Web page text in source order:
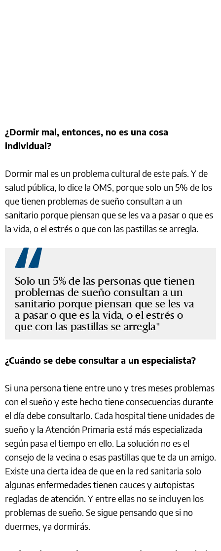
¿Dormir mal, entonces, no es una cosa
individual?
Dormir mal es un problema cultural de este país. Y de
salud pública, lo dice la OMS, porque solo un 5% de los
que tienen problemas de sueño consultan a un
sanitario porque piensan que se les va a pasar o que es
la vida, o el estrés o que con las pastillas se arregla.
Solo un 5% de las personas que tienen
problemas de sueño consultan a un
sanitario porque piensan que se les va
a pasar o que es la vida, o el estrés o
que con las pastillas se arregla
¿Cuándo se debe consultar a un especialista?
Si una persona tiene entre uno y tres meses problemas
con el sueño y este hecho tiene consecuencias durante
el día debe consultarlo. Cada hospital tiene unidades de
sueño y la Atención Primaria está más especializada
según pasa el tiempo en ello. La solución no es el
consejo de la vecina o esas pastillas que te da un amigo.
Existe una cierta idea de que en la red sanitaria solo
algunas enfermedades tienen cauces y autopistas
regladas de atención. Y entre ellas no se incluyen los
problemas de sueño. Se sigue pensando que si no
duermes, ya dormirás.